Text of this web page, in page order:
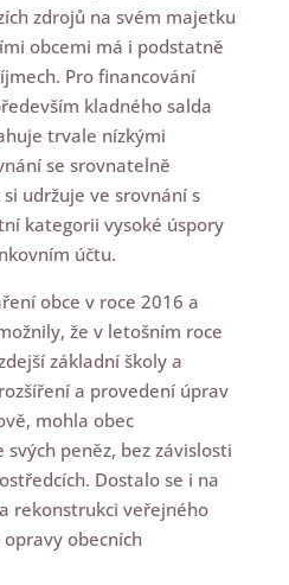
zdrojů na svém majetku
obcemi má i podstatně
Pro financování
kladného salda
trvale nízkými
se srovnatelně
udržuje ve srovnání s
kategorii vysoké úspory
účtu.
obce v roce 2016 a
že v letošním roce
základní školy a
a provedení úprav
mohla obec
peněz, bez závislosti
Dostalo se i na
rekonstrukci veřejného
obecních